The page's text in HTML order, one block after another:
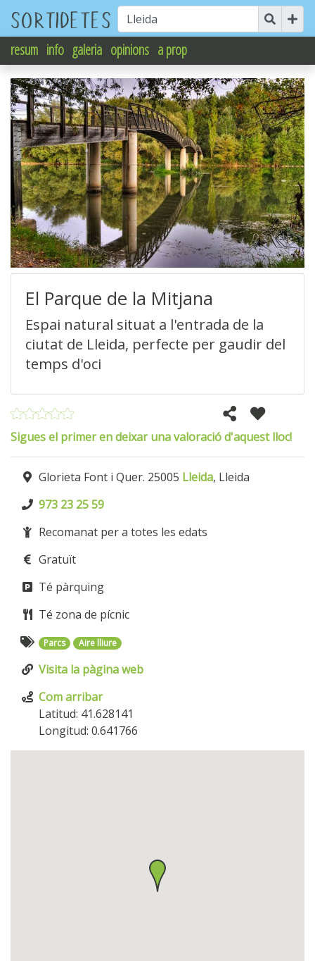
resum info galeria opinions a prop
El Parque de la Mitjana
Espai natural situat a l'entrada de la
ciutat de Lleida, perfecte per gaudir del
temps d'oci
Sigues el primer en deixar una valoració d'aquest lloc!
Glorieta Font i Quer. 25005 Lleida, Lleida
973 23 25 59
Recomanat per a totes les edats
Gratuït
Té pàrquing
Té zona de pícnic
Parcs Aire lliure
Visita la pàgina web
Com arribar
Latitud: 41.628141
Longitud: 0.641766